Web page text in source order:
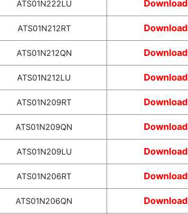
ATS01N222LU Download
ATS01N212RT Download
ATS01N212QN Download
ATS01N212LU Download
ATS01N209RT Download
ATS01N209QN Download
ATS01N209LU Download
ATS01N206RT Download
ATS01N206QN Download